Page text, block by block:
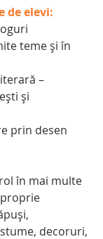
de elevi:
teme şi în
–
şi
prin desen
în mai multe
decoruri,